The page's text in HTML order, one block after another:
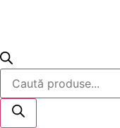
Products
search